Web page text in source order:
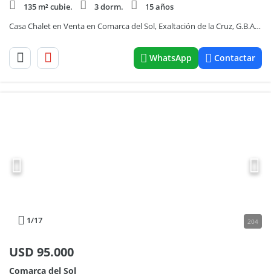
135 m² cubie.
3 dorm.
15 años
Casa Chalet en Venta en Comarca del Sol, Exaltación de la Cruz, G.B.A. Zona Norte
WhatsApp Contactar
1/17 204
USD 95.000
Comarca del Sol